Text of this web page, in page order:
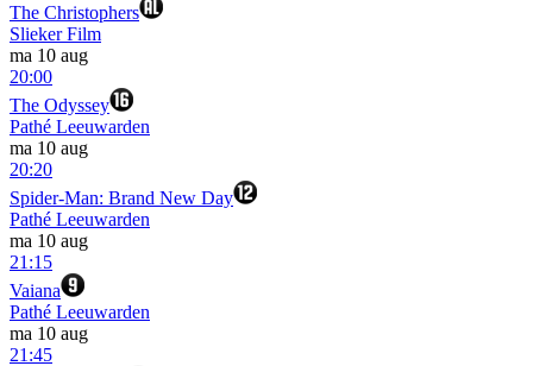
The Christophers
Slieker Film
ma 10 aug
20:00
The Odyssey
Pathé Leeuwarden
ma 10 aug
20:20
Spider-Man: Brand New Day
Pathé Leeuwarden
ma 10 aug
21:15
Vaiana
Pathé Leeuwarden
ma 10 aug
21:45